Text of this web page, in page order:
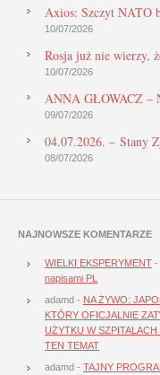
Axios: Szczyt NATO
10/07/2026
Rosja już nie wierzy,
10/07/2026
ANNA GŁOWACZ
09/07/2026
04.07.2026. – Stany
08/07/2026
NAJNOWSZE KOMENTARZE
WIELKI EKSPERYMENT -
napisami PL
adamd - NA ŻYWO:
KTÓRY OFICJALNIE
UŻYTKU W
TEN TEMAT
adamd - TAJNY